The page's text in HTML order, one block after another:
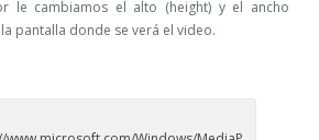
le cambiamos el alto (height) y el ancho
pantalla donde se verá el video.